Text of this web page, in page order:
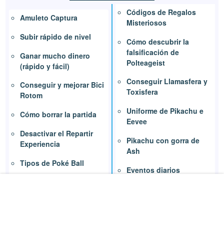
Amuleto Captura
Subir rápido de nivel
Ganar mucho dinero
(rápido y fácil)
Conseguir y mejorar Bici
Rotom
Cómo borrar la partida
Desactivar el Repartir
Experiencia
Tipos de Poké Ball
Códigos de Regalos
Misteriosos
Cómo descubrir la
falsificación de
Polteageist
Conseguir Llamasfera y
Toxisfera
Uniforme de Pikachu e
Eevee
Pikachu con gorra de
Ash
Eventos diarios